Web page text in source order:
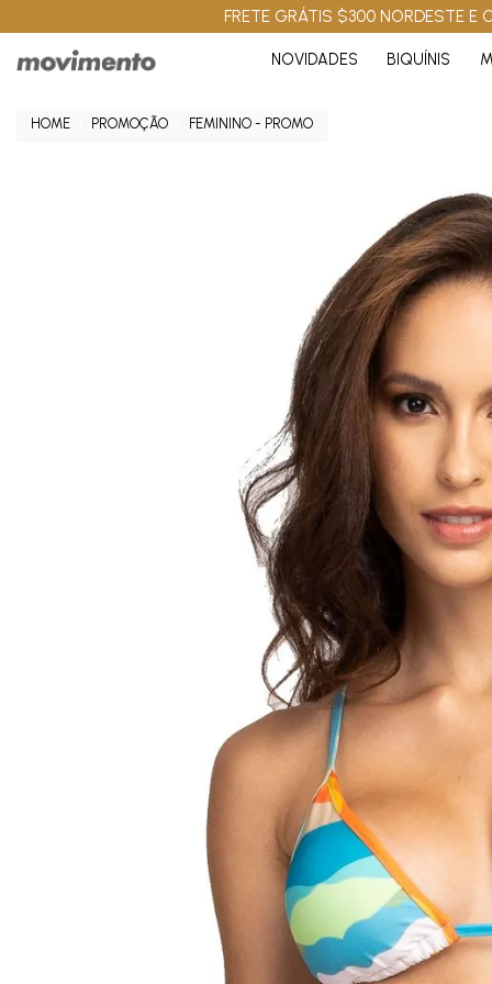
FRETE GRÁTIS $300 NORDESTE E
NOVIDADES BIQUÍNIS
PROMOÇÃO FEMININO - PROMO